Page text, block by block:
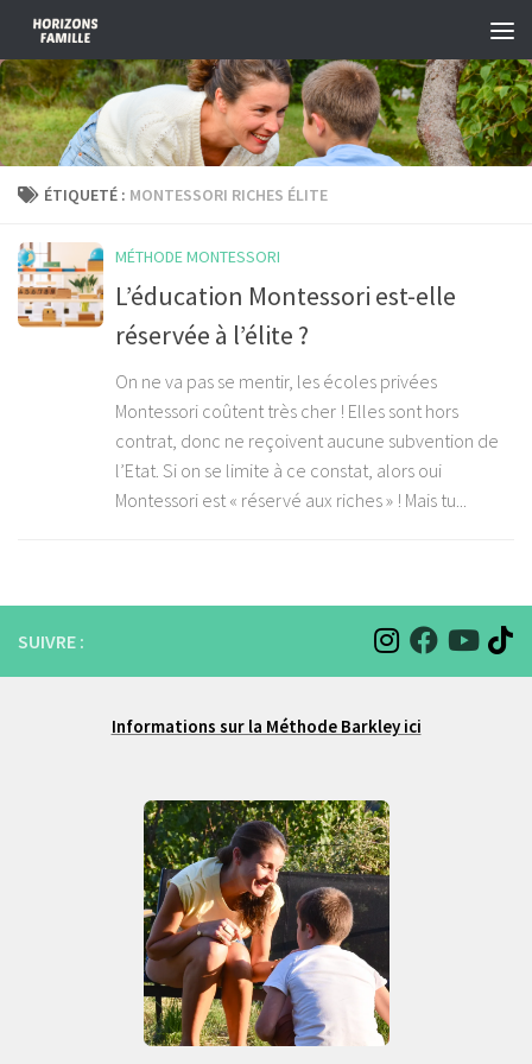
Skip to content
ÉTIQUETÉ : MONTESSORI RICHES ÉLITE
MÉTHODE MONTESSORI
L’éducation Montessori est-elle
réservée à l’élite ?
On ne va pas se mentir, les écoles privées
Montessori coûtent très cher ! Elles sont hors
contrat, donc ne reçoivent aucune subvention de
l’Etat. Si on se limite à ce constat, alors oui
Montessori est « réservé aux riches » ! Mais tu...
SUIVRE :
Informations sur la Méthode Barkley ici